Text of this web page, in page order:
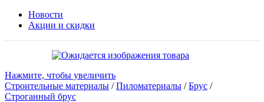
Новости
Акции и скидки
Нажмите, чтобы увеличить
Строительные материалы /Пиломатериалы /Брус /
Строганный брус